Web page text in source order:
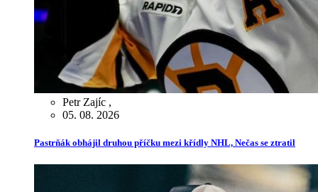
Petr Zajíc ,
05. 08. 2026
Pastrňák obhájil druhou příčku mezi křídly NHL, Nečas se ztratil